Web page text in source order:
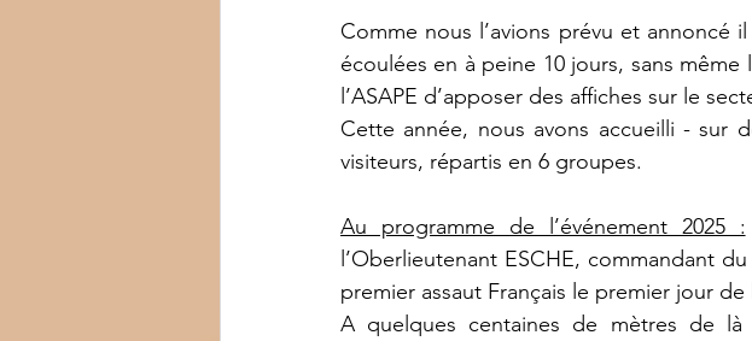
Comme nous l’avions prévu et annoncé
écoulées en à peine 10 jours, sans
l’ASAPE d’apposer des affiches sur le
Cette année, nous avons accueilli - sur
visiteurs, répartis en 6 groupes.
Au programme de l’événement 2025 :
l’Oberlieutenant ESCHE, commandant
premier assaut Français le premier jour
A quelques centaines de mètres de